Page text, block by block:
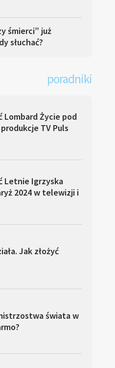
śmierci” już
słuchać?
poradniki
Lombard Życie pod
TV Puls
Letnie Igrzyska
2024 w telewizji i
Jak złożyć
świata w